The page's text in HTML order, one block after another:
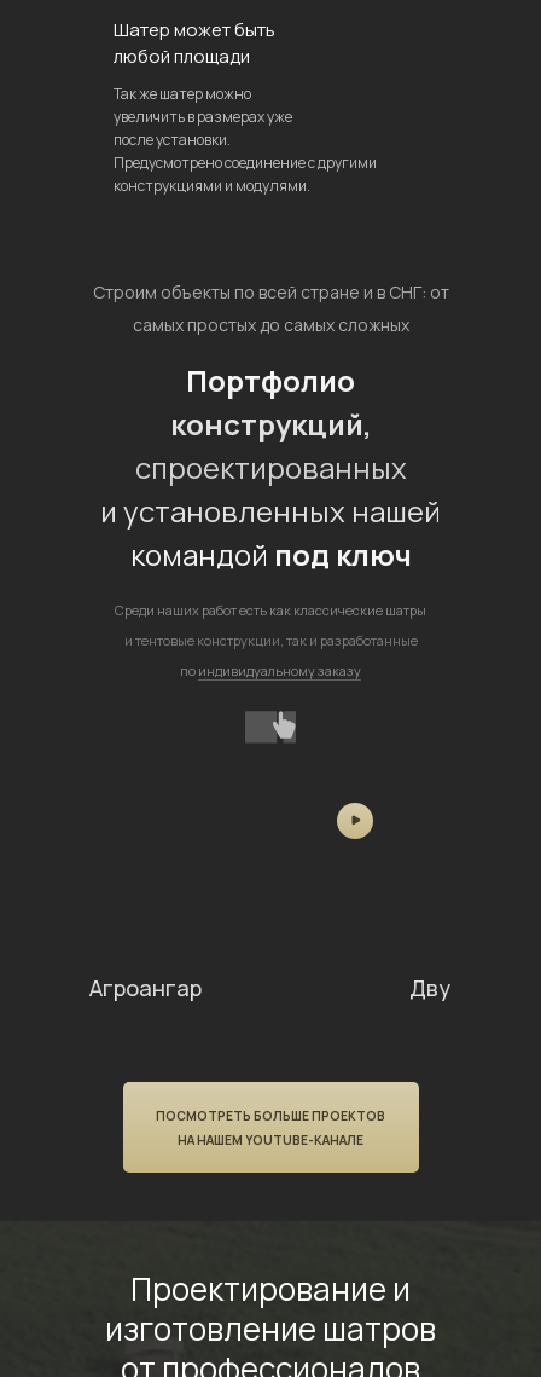
Шатер может быть
любой площади
Так же шатер можно
увеличить в размерах уже
после установки.
Предусмотрено соединение с другими
конструкциями и модулями.
Строим объекты по всей стране и в СНГ: от
самых простых до самых сложных
Портфолио
конструкций,
спроектированных
и установленных нашей
командой под ключ
Среди наших работ есть как классические шатры
и тентовые конструкции, так и разработанные
по индивидуальному заказу
Агроангар
ПОСМОТРЕТЬ БОЛЬШЕ ПРОЕКТОВ
НА НАШЕМ YOUTUBE-КАНАЛЕ
Проектирование и
изготовление шатров